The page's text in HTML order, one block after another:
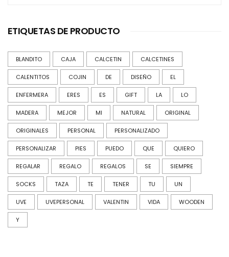
ETIQUETAS DE PRODUCTO
BLANDITO CAJA CALCETIN CALCETINES
CALENTITOS COJIN DE DISEÑO EL
ENFERMERA ERES ES GIFT LA LO
MADERA MEJOR MI NATURAL ORIGINAL
ORIGINALES PERSONAL PERSONALIZADO
PERSONALIZAR PIES PUEDO QUE QUIERO
REGALAR REGALO REGALOS SE SIEMPRE
SOCKS TAZA TE TENER TU UN
UVE UVEPERSONAL VALENTIN VIDA WOODEN
Y